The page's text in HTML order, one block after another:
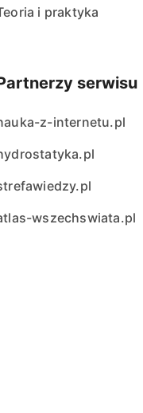
i praktyka
serwisu
z-internetu.pl
wszechswiata.pl